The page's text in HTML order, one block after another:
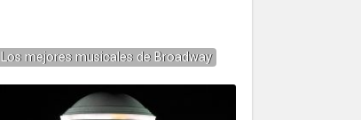
Los mejores musicales de Broadway